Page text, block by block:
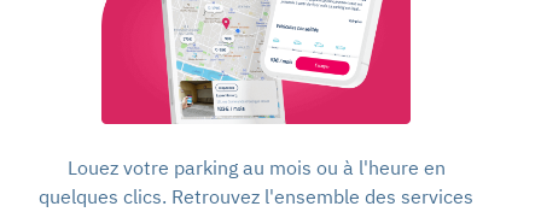
Louez votre parking au mois ou à l'heure en
quelques clics. Retrouvez l'ensemble des services